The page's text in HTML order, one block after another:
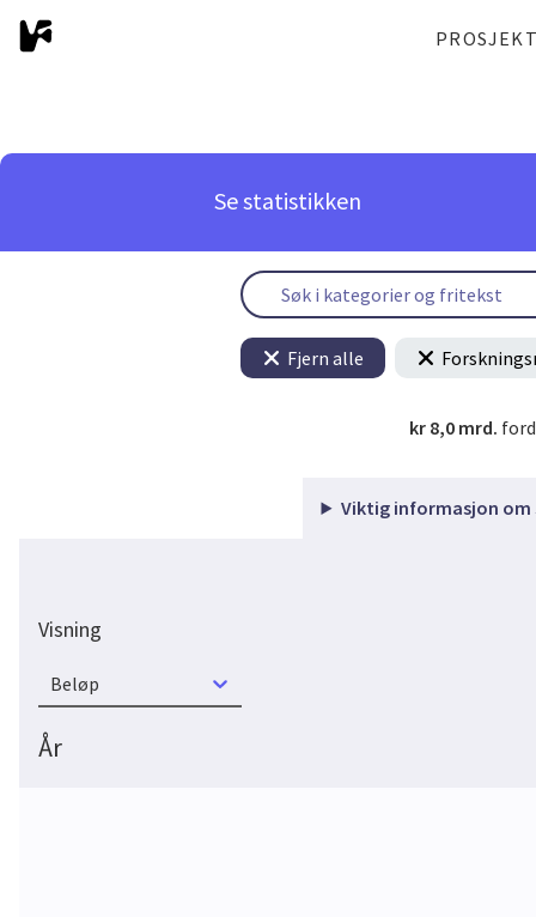
Se statistikken
Fjern alle
kr 8,0 mrd.
Viktig informasjon om
Visning
Beløp
År